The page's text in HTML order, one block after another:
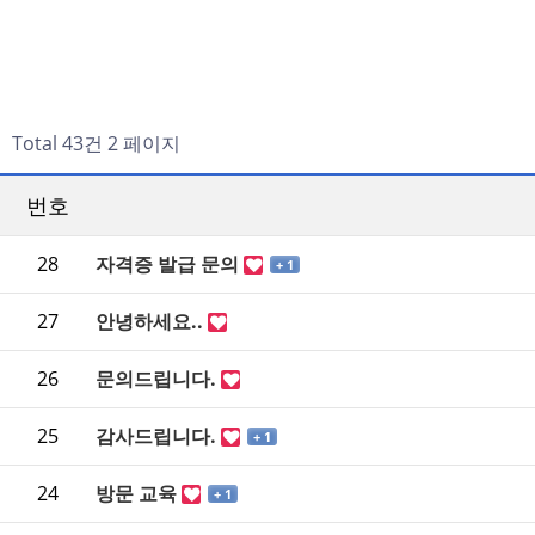
Total 43건 2 페이지
번호
28 자격증 발급 문의 + 1
27 안녕하세요..
26 문의드립니다.
25 감사드립니다. + 1
24 방문 교육 + 1